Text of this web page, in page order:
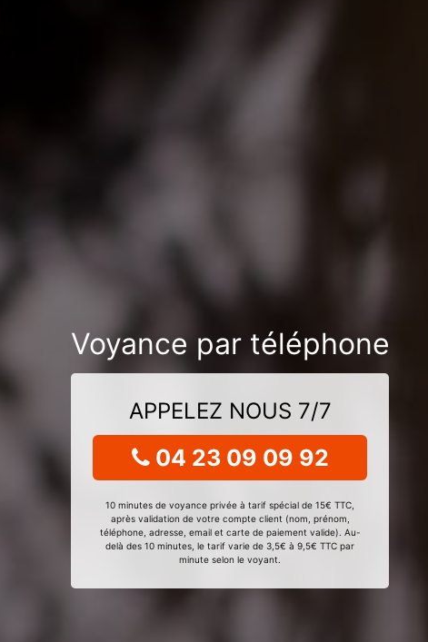
Voyance par téléphone
APPELEZ NOUS 7/7
04 23 09 09 92
10 minutes de voyance privée à tarif spécial de 15€ TTC,
après validation de votre compte client (nom, prénom,
téléphone, adresse, email et carte de paiement valide). Au-
delà des 10 minutes, le tarif varie de 3,5€ à 9,5€ TTC par
minute selon le voyant.